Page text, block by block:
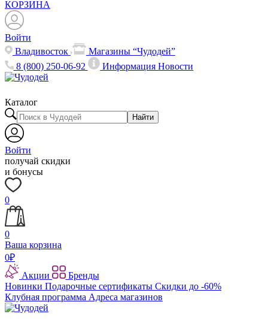
КОРЗИНА
Войти
Владивосток
Магазины “Чудодей”
8 (800) 250-06-92
ИнформацияНовости
Каталог
Найти
Войти
получай скидки
и бонусы
0
0
Ваша корзина
0₽
Акции
Бренды
Новинки Подарочные сертификаты Скидки до -60%
Клубная программа Адреса магазинов